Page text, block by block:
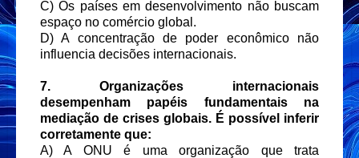
C) Os países em desenvolvimento não buscam
espaço no comércio global.
D) A concentração de poder econômico não
influencia decisões internacionais.
7. Organizações internacionais
desempenham papéis fundamentais na
mediação de crises globais. É possível inferir
corretamente que:
A) A ONU é uma organização que trata